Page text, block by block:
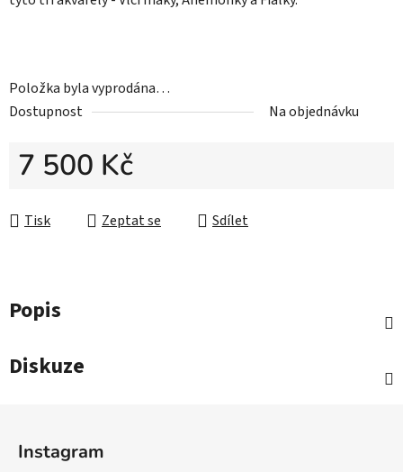
Položka byla vyprodána…
Dostupnost
Na objednávku
7 500 Kč
Tisk
Zeptat se Sdílet
Popis
Diskuze
Instagram